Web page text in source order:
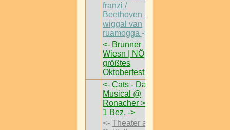
franzi /
Beethoven – da
wiggal van
ruamogga ->
<- Brunner
Wiesn | NÖ
größtes
Oktoberfest->
<- Cats - Das
Musical @
Ronacher > W <
1 Bez. ->
<- Theater am